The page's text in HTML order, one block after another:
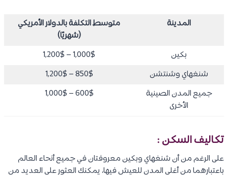
المدينة
متوسط التكلفة بالدولار الأمريكي
(شهريًا)
بكين
1,000$ – 1,200$
شنغهاي وشنتشن
850$ – 1,200$
جميع المدن الصينية
الأخرى
600$ – 1,000$
تكاليف السكن :
على الرغم من أن شنغهاي وبكين معروفتان في جميع أنحاء العالم
باعتبارهما من أغلى المدن للعيش فيها، يمكنك العثور على العديد من